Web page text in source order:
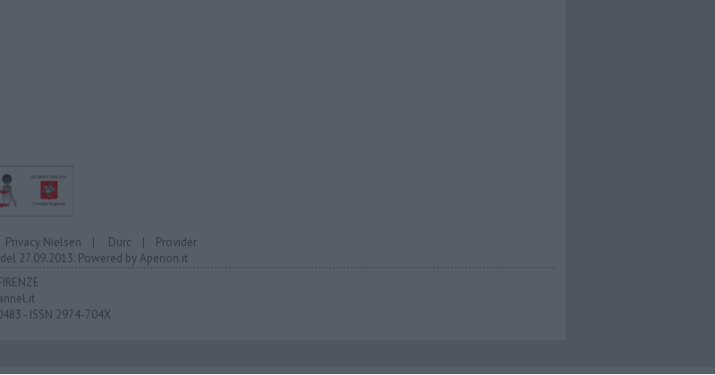
Privacy Nielsen | Durc | Provider
27.09.2013. Powered byAperion.it
- ISSN 2974-704X